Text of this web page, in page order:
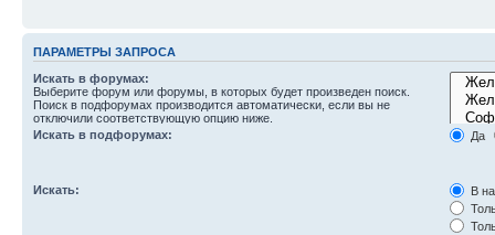
ПАРАМЕТРЫ ЗАПРОСА
Искать в форумах:
Выберите форум или форумы, в которых будет произведен поиск.
Поиск в подфорумах производится автоматически, если вы не
отключили соответствующую опцию ниже.
Искать в подфорумах:
Да
Искать:
В